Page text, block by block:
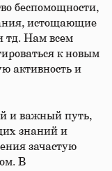
беспомощности,
истощающие
тд. Нам всем
к новым
активность и
и важный путь,
знаний и
зачастую
В